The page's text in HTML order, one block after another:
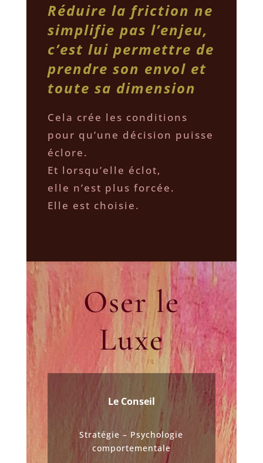
Réduire la friction ne
simplifie pas l’enjeu,
c’est lui permettre de
prendre son envol et
toute sa dimension
Cela crée les conditions
pour qu’une décision puisse
éclore.
Et lorsqu’elle éclot,
elle n’est plus forcée.
Elle est choisie.
Oser le
Luxe
Le Conseil
Stratégie – Psychologie
comportementale